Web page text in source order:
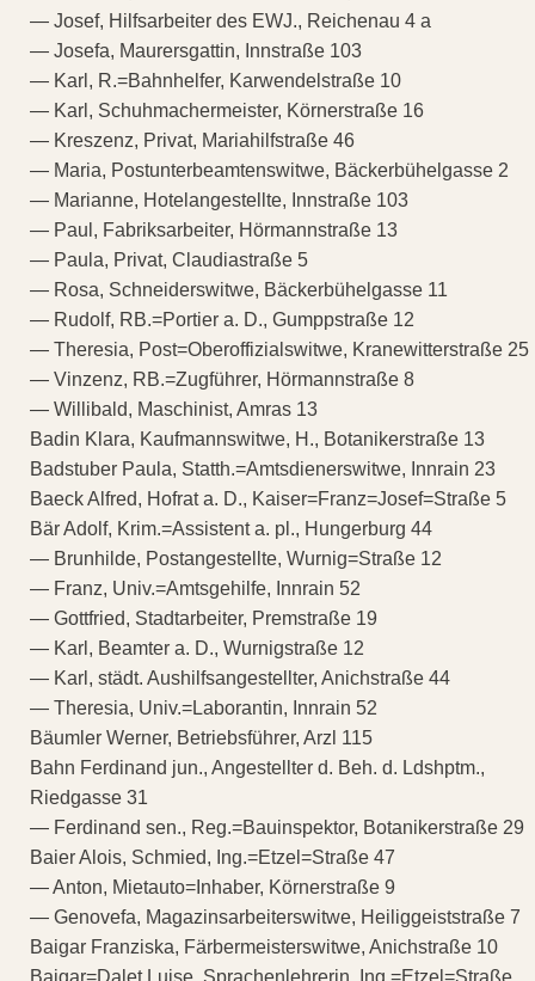
— Josef, Hilfsarbeiter des EWJ., Reichenau 4 a
— Josefa, Maurersgattin, Innstraße 103
— Karl, R.=Bahnhelfer, Karwendelstraße 10
— Karl, Schuhmachermeister, Körnerstraße 16
— Kreszenz, Privat, Mariahilfstraße 46
— Maria, Postunterbeamtenswitwe, Bäckerbühelgasse 2
— Marianne, Hotelangestellte, Innstraße 103
— Paul, Fabriksarbeiter, Hörmannstraße 13
— Paula, Privat, Claudiastraße 5
— Rosa, Schneiderswitwe, Bäckerbühelgasse 11
— Rudolf, RB.=Portier a. D., Gumppstraße 12
— Theresia, Post=Oberoffizialswitwe, Kranewitterstraße 25
— Vinzenz, RB.=Zugführer, Hörmannstraße 8
— Willibald, Maschinist, Amras 13
Badin Klara, Kaufmannswitwe, H., Botanikerstraße 13
Badstuber Paula, Statth.=Amtsdienerswitwe, Innrain 23
Baeck Alfred, Hofrat a. D., Kaiser=Franz=Josef=Straße 5
Bär Adolf, Krim.=Assistent a. pl., Hungerburg 44
— Brunhilde, Postangestellte, Wurnig=Straße 12
— Franz, Univ.=Amtsgehilfe, Innrain 52
— Gottfried, Stadtarbeiter, Premstraße 19
— Karl, Beamter a. D., Wurnigstraße 12
— Karl, städt. Aushilfsangestellter, Anichstraße 44
— Theresia, Univ.=Laborantin, Innrain 52
Bäumler Werner, Betriebsführer, Arzl 115
Bahn Ferdinand jun., Angestellter d. Beh. d. Ldshptm.,
Riedgasse 31
— Ferdinand sen., Reg.=Bauinspektor, Botanikerstraße 29
Baier Alois, Schmied, Ing.=Etzel=Straße 47
— Anton, Mietauto=Inhaber, Körnerstraße 9
— Genovefa, Magazinsarbeiterswitwe, Heiliggeiststraße 7
Baigar Franziska, Färbermeisterswitwe, Anichstraße 10